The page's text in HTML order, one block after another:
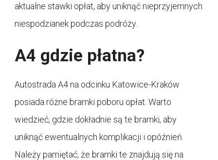
aktualne stawki opłat, aby uniknąć nieprzyjemnych
niespodzianek podczas podróży.
A4 gdzie płatna?
Autostrada A4 na odcinku Katowice-Kraków
posiada różne bramki poboru opłat. Warto
wiedzieć, gdzie dokładnie są te bramki, aby
uniknąć ewentualnych komplikacji i opóźnień.
Należy pamiętać, że bramki te znajdują się na